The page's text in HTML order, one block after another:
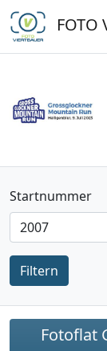
FOTO
Startnummer
Filtern
Fotoflat